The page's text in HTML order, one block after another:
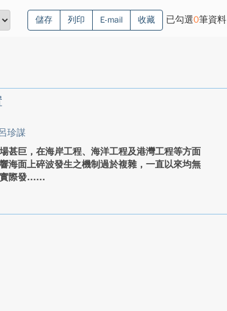
儲存 列印 E-mail 收藏 已勾選0筆資料
珍謀
巨，在海岸工程、海洋工程及港灣工程等方面
海面上碎波發生之機制過於複雜，一直以來均無
際發...